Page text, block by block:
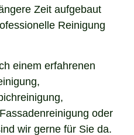
Zeit aufgebaut
Reinigung
einem erfahrenen
oder
wir gerne für Sie da.